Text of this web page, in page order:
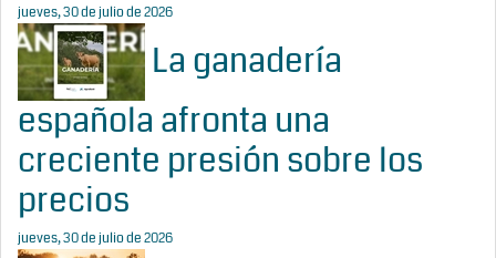
jueves, 30 de julio de 2026
La ganadería
española afronta una
creciente presión sobre los
precios
jueves, 30 de julio de 2026